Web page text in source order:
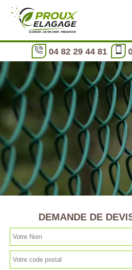
04 82 29 44 81
DEMANDE DE